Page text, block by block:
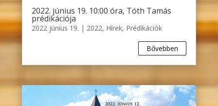
2022. június 19. 10:00 óra, Tóth Tamás
prédikációja
2022 június 19. | 2022, Hírek, Prédikációk
Bővebben